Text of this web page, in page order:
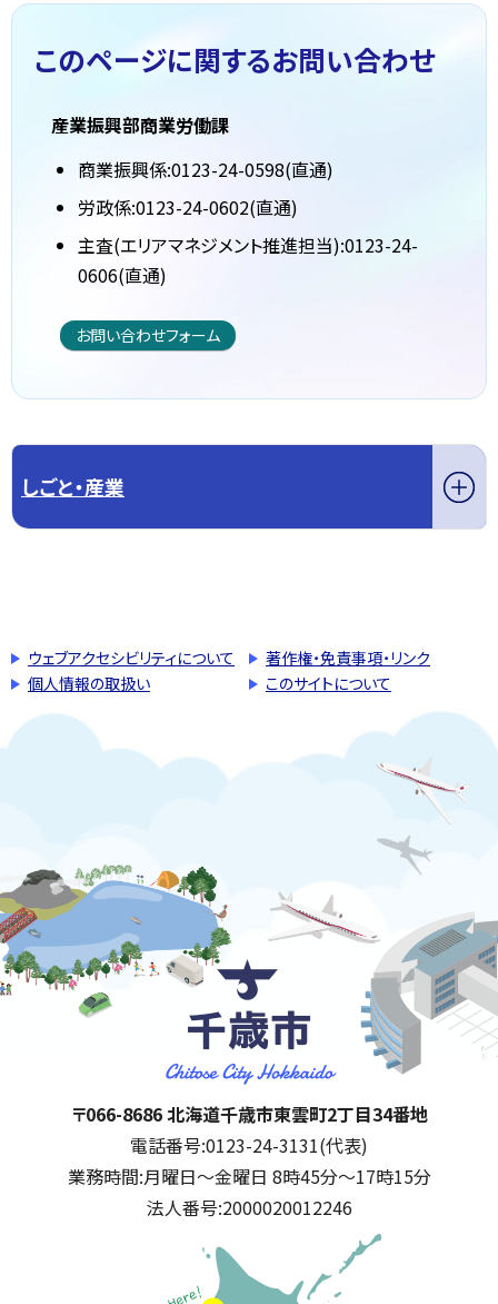
このページに関するお問い合わせ
産業振興部商業労働課
商業振興係:0123-24-0598(直通)
労政係:0123-24-0602(直通)
主査(エリアマネジメント推進担当):0123-24-
0606(直通)
お問い合わせフォーム
しごと・産業
ウェブアクセシビリティについて
著作権・免責事項・リンク
個人情報の取扱い
このサイトについて
千歳市
住所:
〒066-8686 北海道千歳市東雲町2丁目34番地
電話番号:0123-24-3131(代表)
業務時間:月曜日～金曜日 8時45分～17時15分
法人番号:2000020012246